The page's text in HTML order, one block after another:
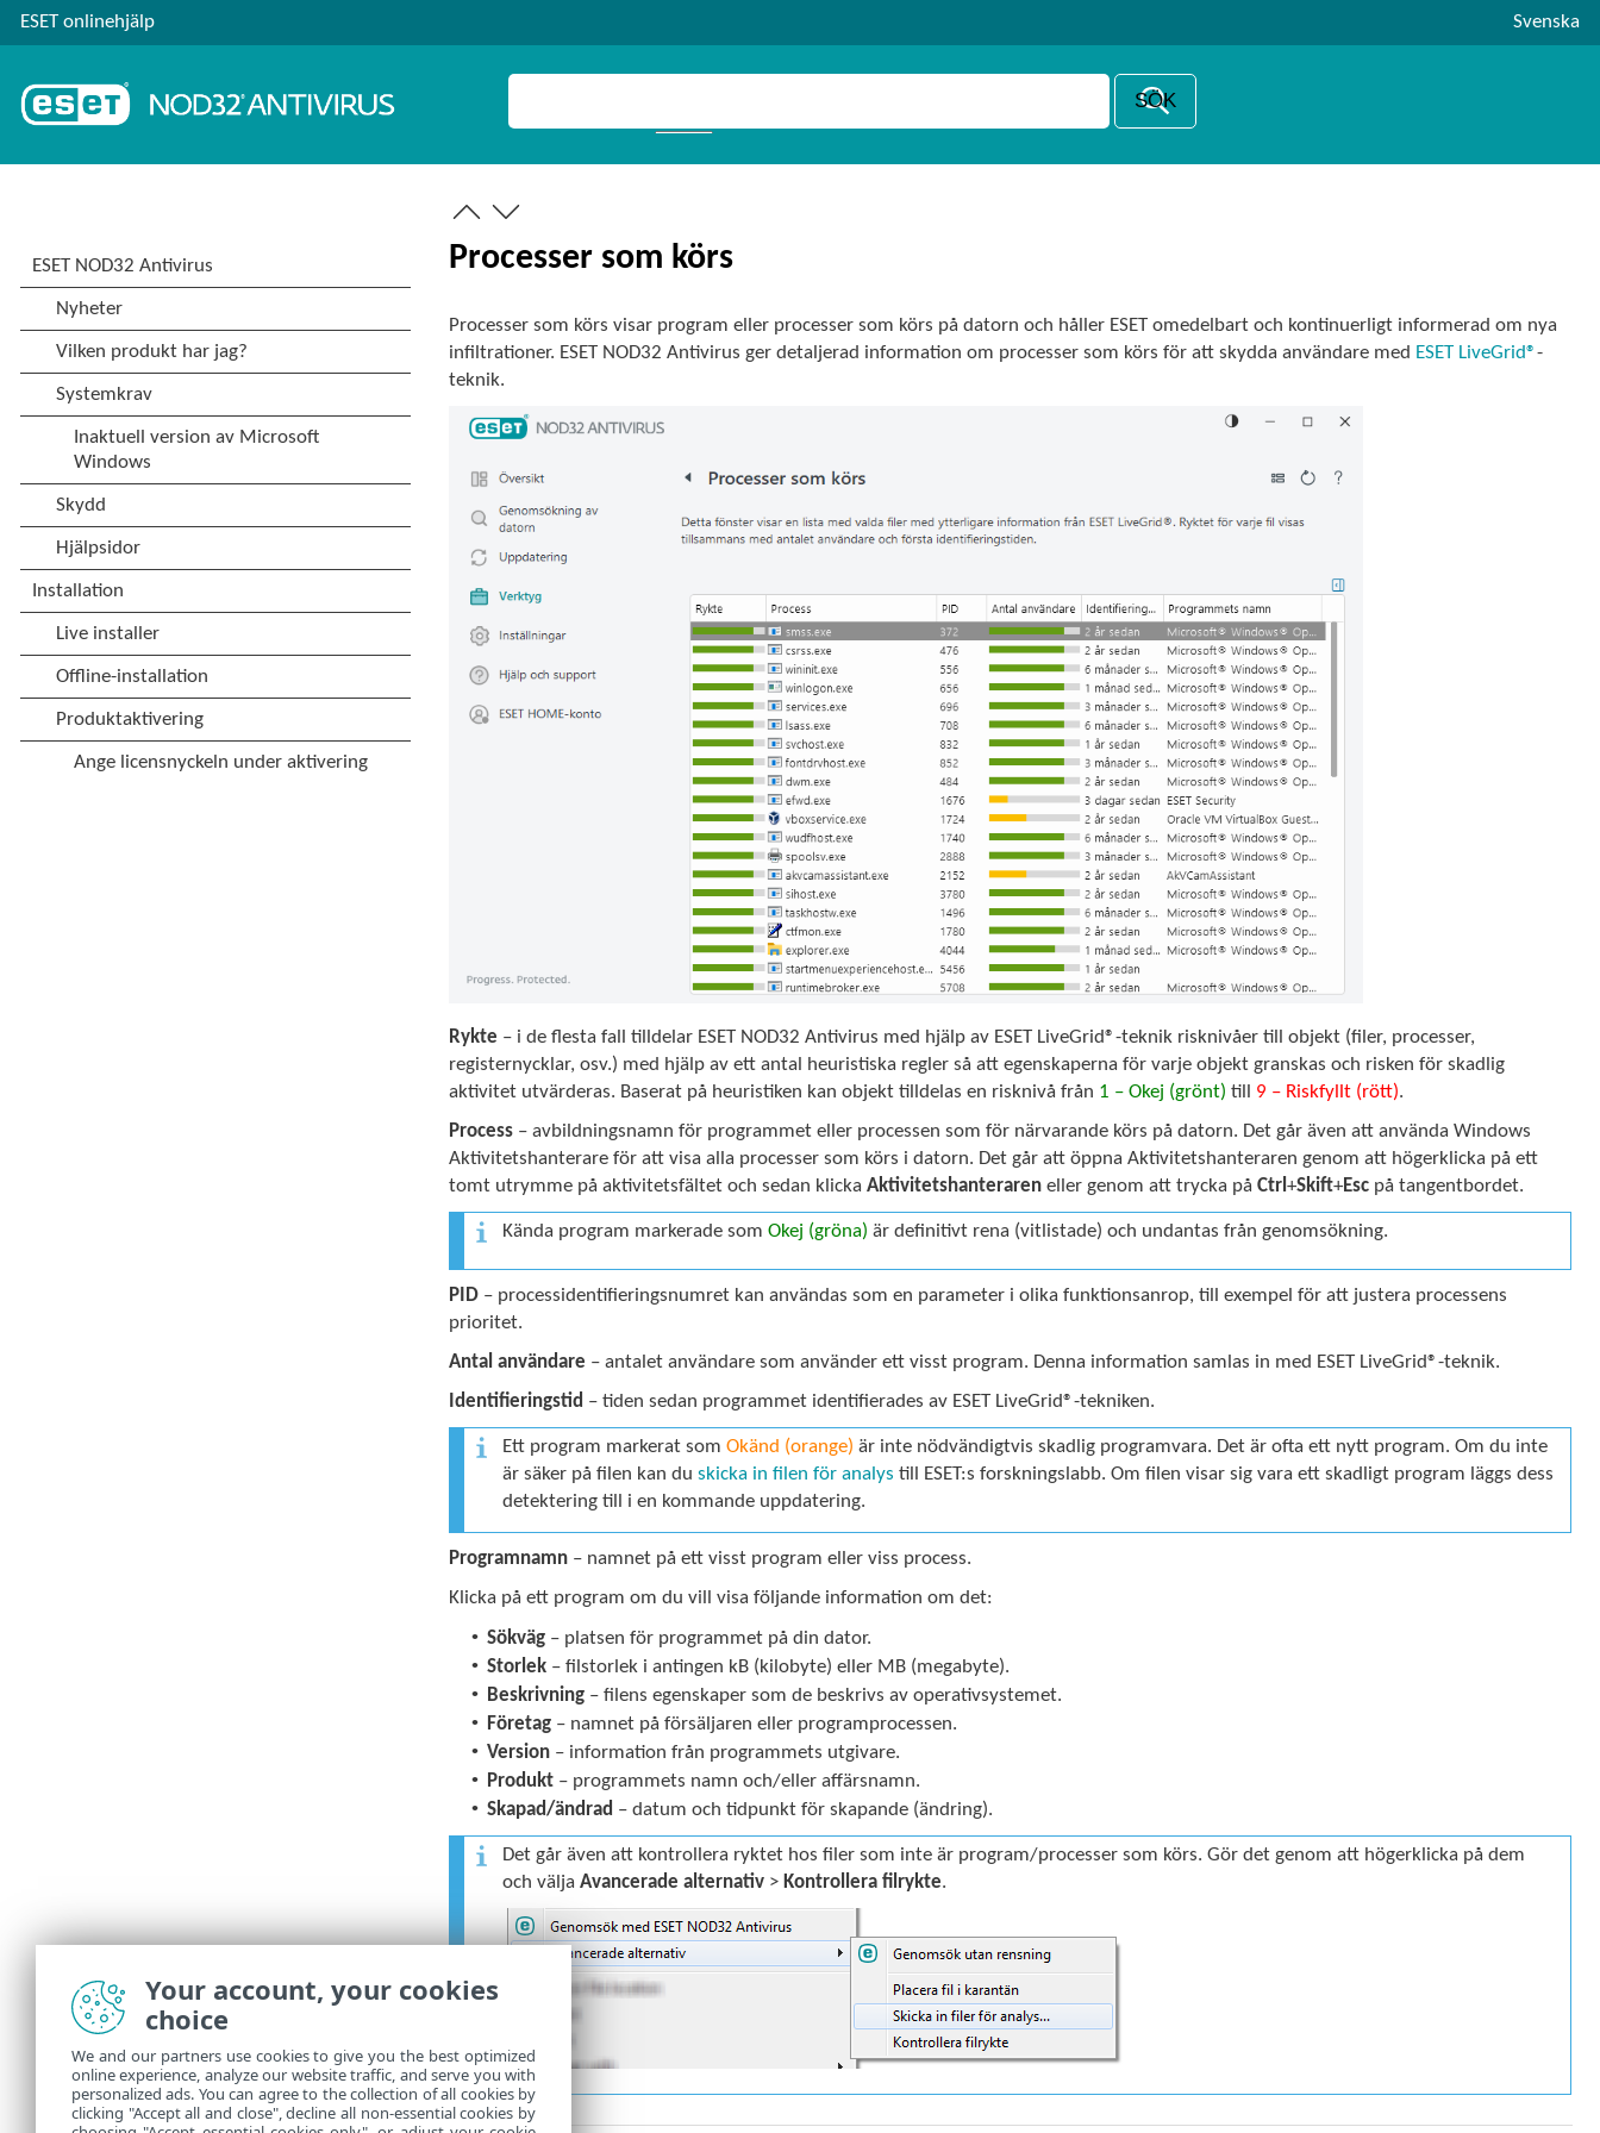
ESET onlinehjälp Svenska
Processer som körs
Processer som körs visar program eller processer som körs på datorn och håller ESET omedelbart och kontinuerligt informerad om nya
infiltrationer. ESET NOD32 Antivirus ger detaljerad information om processer som körs för att skydda användare med ESET LiveGrid®-
teknik.
Rykte – i de flesta fall tilldelar ESET NOD32 Antivirus med hjälp av ESET LiveGrid®-teknik risknivåer till objekt (filer, processer,
registernycklar, osv.) med hjälp av ett antal heuristiska regler så att egenskaperna för varje objekt granskas och risken för skadlig
aktivitet utvärderas. Baserat på heuristiken kan objekt tilldelas en risknivå från 1 – Okej (grönt) till 9 – Riskfyllt (rött).
Process – avbildningsnamn för programmet eller processen som för närvarande körs på datorn. Det går även att använda Windows
Aktivitetshanterare för att visa alla processer som körs i datorn. Det går att öppna Aktivitetshanteraren genom att högerklicka på ett
tomt utrymme på aktivitetsfältet och sedan klickaAktivitetshanteraren eller genom att trycka påCtrl+Skift+Esc på tangentbordet.
Kända program markerade somOkej (gröna) är definitivt rena (vitlistade) och undantas från genomsökning.
PID – processidentifieringsnumret kan användas som en parameter i olika funktionsanrop, till exempel för att justera processens
prioritet.
Antal användare – antalet användare som använder ett visst program. Denna information samlas in med ESET LiveGrid®-teknik.
Identifieringstid – tiden sedan programmet identifierades av ESET LiveGrid®-tekniken.
Ett program markerat somOkänd (orange)är inte nödvändigtvis skadlig programvara. Det är ofta ett nytt program. Om du inte
är säker på filen kan duskicka in filen för analys till ESET:s forskningslabb. Om filen visar sig vara ett skadligt program läggs dess
detektering till i en kommande uppdatering.
Programnamn – namnet på ett visst program eller viss process.
Klicka på ett program om du vill visa följande information om det:
• Sökväg – platsen för programmet på din dator.
• Storlek – filstorlek i antingen kB (kilobyte) eller MB (megabyte).
• Beskrivning – filens egenskaper som de beskrivs av operativsystemet.
• Företag – namnet på försäljaren eller programprocessen.
• Version – information från programmets utgivare.
• Produkt – programmets namn och/eller affärsnamn.
• Skapad/ändrad – datum och tidpunkt för skapande (ändring).
Det går även att kontrollera ryktet hos filer som inte är program/processer som körs. Gör det genom att högerklicka på dem
och väljaAvancerade alternativ > Kontrollera filrykte.
Your account, your cookies
choice
We and our partners use cookies to give you the best optimized
online experience, analyze our website traffic, and serve you with
personalized ads. You can agree to the collection of all cookies by
clicking "Accept all and close", decline all non-essential cookies by